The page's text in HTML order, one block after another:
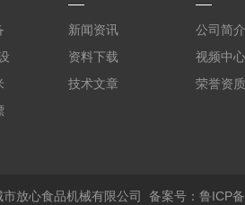
新闻资讯
资料下载
技术文章
公司简介
视频中心
荣誉资质
放心食品机械有限公司 备案号：鲁ICP